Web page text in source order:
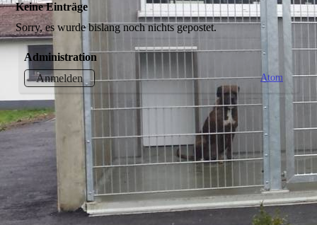
Keine Einträge
Sorry, es wurde bislang noch nichts gepostet.
Administration
Anmelden
Atom